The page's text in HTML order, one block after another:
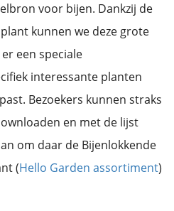
voor bijen. Dankzij de
kunnen we deze grote
een speciale
interessante planten
Bezoekers kunnen straks
en met de lijst
om daar de Bijenlokkende
(Hello Garden assortiment)